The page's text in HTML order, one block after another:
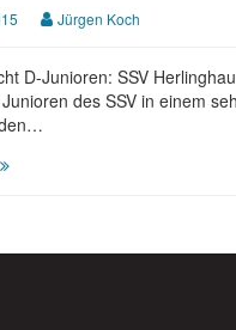
Jürgen Koch
D-Junioren: SSV
des SSV in einem
Spielbericht